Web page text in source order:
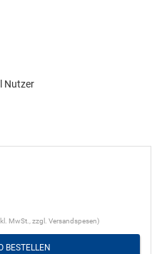
Nutzer
MwSt., zzgl. Versandspesen)
BESTELLEN